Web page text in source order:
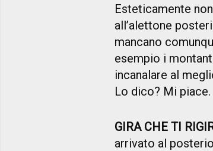
Esteticamente
all’alettone
mancano
esempio i
incanalare al
Lo dico? Mi piace.
GIRA CHE TI
arrivato al